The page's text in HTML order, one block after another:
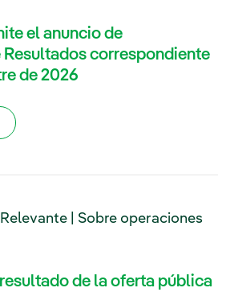
el anuncio de
Resultados correspondiente
de 2026
| Sobre operaciones
de la oferta pública